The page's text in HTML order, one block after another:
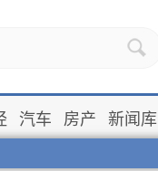
汽车 房产 新闻库